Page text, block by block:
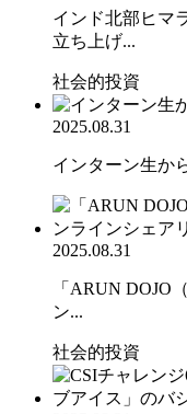
インド北部ヒマ
立ち上げ...
社会的投資
2025.08.31
インターン生か
2025.08.31
「ARUN DOJO
ン...
社会的投資